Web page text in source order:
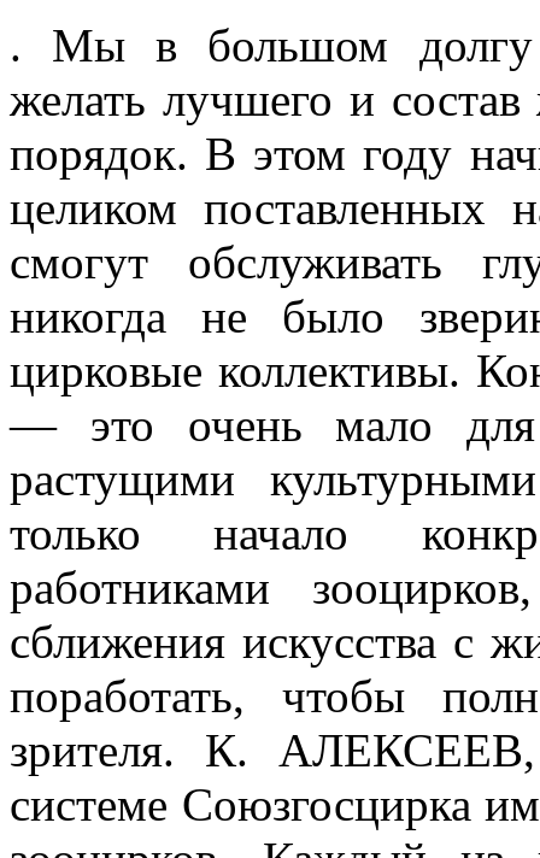
. Мы в большом долгу
желать лучшего и
порядок. В этом году
целиком поставленных
смогут обслуживать
никогда не было
цирковые коллективы.
— это очень мало
растущими
только начало
работниками
сближения искусства с
поработать, чтобы
зрителя. К.
системе Союзгосцирка